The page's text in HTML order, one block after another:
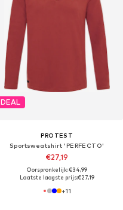
DEAL
PROTEST
Sportsweatshirt 'PERFECTO'
€27,19
Oorspronkelijk: €34,99
Laatste laagste prijs:€27,19
+11